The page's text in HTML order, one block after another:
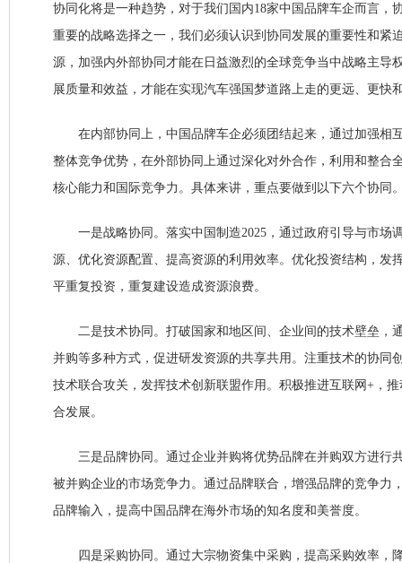
协同化将是一种趋势，对于我们国内18家中国品牌车企而言，
重要的战略选择之一，我们必须认识到协同发展的重要性和紧
源，加强内外部协同才能在日益激烈的全球竞争当中战略主导
展质量和效益，才能在实现汽车强国梦道路上走的更远、更快
在内部协同上，中国品牌车企必须团结起来，通过加强相
整体竞争优势，在外部协同上通过深化对外合作，利用和整合
核心能力和国际竞争力。具体来讲，重点要做到以下六个协同
一是战略协同。落实中国制造2025，通过政府引导与市场
源、优化资源配置、提高资源的利用效率。优化投资结构，发
平重复投资，重复建设造成资源浪费。
二是技术协同。打破国家和地区间、企业间的技术壁垒，
并购等多种方式，促进研发资源的共享共用。注重技术的协同
技术联合攻关，发挥技术创新联盟作用。积极推进互联网+，
合发展。
三是品牌协同。通过企业并购将优势品牌在并购双方进行
被并购企业的市场竞争力。通过品牌联合，增强品牌的竞争力
品牌输入，提高中国品牌在海外市场的知名度和美誉度。
四是采购协同。通过大宗物资集中采购，提高采购效率，